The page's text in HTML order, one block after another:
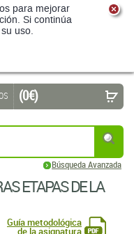
para mejorar
Si continúa
uso.
Búsqueda Avanzada
(0 €)
ETAPAS DE LA
Guía metodológica
de la asignatura